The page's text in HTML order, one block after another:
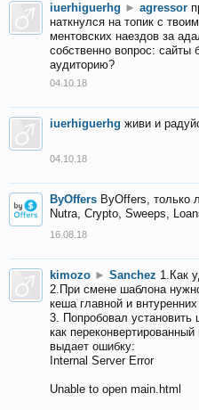
iuerhiguerhg ► agressor
наткнулся на топик с
ментовских наездов за
собственно вопрос:
аудиторию?
04.10.18
iuerhiguerhg живи и
04.10.18
ByOffers ByOffers,
Nutra, Crypto, Sweeps,
16.08.18
kimozo ► Sanchez 1.Как
2.При смене шаблона
кеша главной и
3. Попробовал
как
выдает ошибку:
Internal Server Error
Unable to open main.html